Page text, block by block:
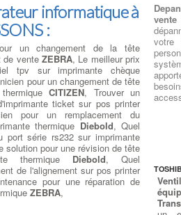
informatique à
:
un changement de la tête
de vente ZEBRA, Le meilleur prix
tpv sur imprimante chèque
pour un changement de tête
CITIZEN, Trouver un
ticket sur pos printer
pour un remplacement du
thermique Diebold, Quel
port série rs232 sur imprimante
solution pour une révision de tête
thermique Diebold, Quel
de l'alignement sur pos printer
pour une réparation de
ZEBRA,
vente
votre